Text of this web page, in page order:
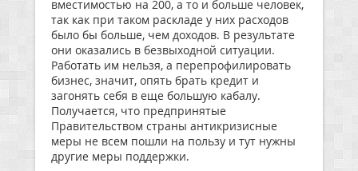
вместимостью на 200, а то и больше человек,
так как при таком раскладе у них расходов
было бы больше, чем доходов. В результате
они оказались в безвыходной ситуации.
Работать им нельзя, а перепрофилировать
бизнес, значит, опять брать кредит и
загонять себя в еще большую кабалу.
Получается, что предпринятые
Правительством страны антикризисные
меры не всем пошли на пользу и тут нужны
другие меры поддержки.